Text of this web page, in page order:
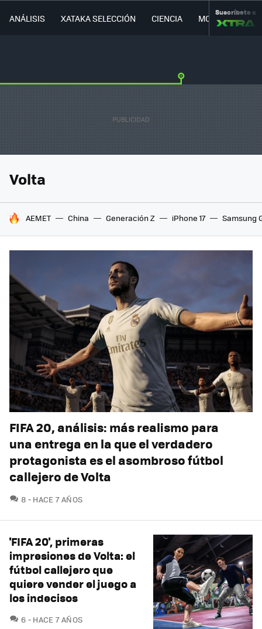
ANÁLISIS XATAKA SELECCIÓN CIENCIA MOVILIDAD
Suscríbete a
Volta
HOY SE HABLA DE
AEMET China Generación Z iPhone 17 Samsung
FIFA 20, análisis: más realismo para
una entrega en la que el verdadero
protagonista es el asombroso fútbol
callejero de Volta
8 COMENTARIOS
HACE 7 AÑOS
'FIFA 20', primeras
impresiones de Volta: el
fútbol callejero que
quiere vender el juego a
los indecisos
6 COMENTARIOS
HACE 7 AÑOS